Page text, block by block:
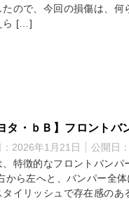
たので、今回の損傷は、
ら […]
タ・ｂＢ】フロントバ
2026年1月21日 公開日：
、特徴的なフロントバン
から左へと、バンパー全
タイリッシュで存在感の